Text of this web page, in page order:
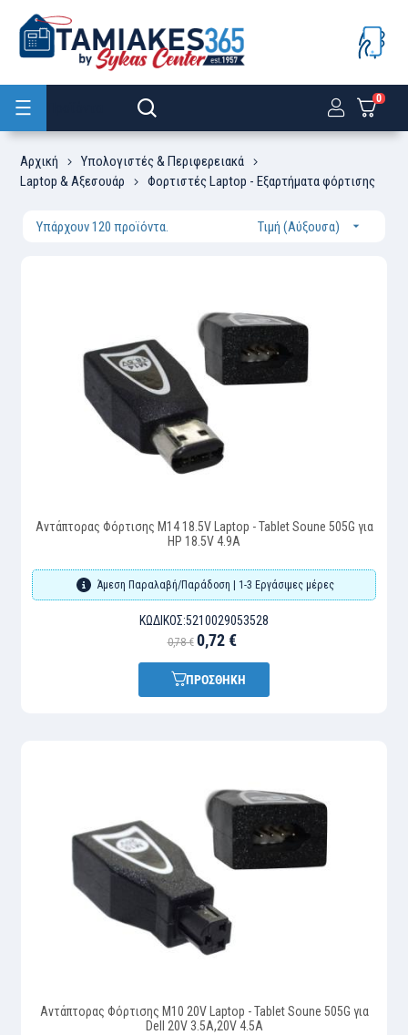
0
Αρχική
Υπολογιστές & Περιφερειακά
Laptop & Αξεσουάρ
Φορτιστές Laptop - Εξαρτήματα φόρτισης
Υπάρχουν 120 προϊόντα. Τιμή (Αύξουσα) 
Αντάπτορας Φόρτισης M14 18.5V Laptop - Tablet Soune 505G για
HP 18.5V 4.9A
Άμεση Παραλαβή/Παράδοση | 1-3 Εργάσιμες μέρες
ΚΩΔΙΚΌΣ:5210029053528
0,78 € 0,72 €
ΠΡΟΣΘΗΚΗ
Αντάπτορας Φόρτισης M10 20V Laptop - Tablet Soune 505G για
Dell 20V 3.5A,20V 4.5A